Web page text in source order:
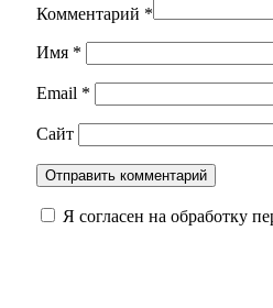
Комментарий *
Имя *
Email *
Сайт
Я согласен на обработку